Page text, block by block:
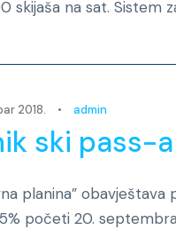
skijaša na sat. Sistem
2018. • admin
ski pass-
planina”
početi 20.